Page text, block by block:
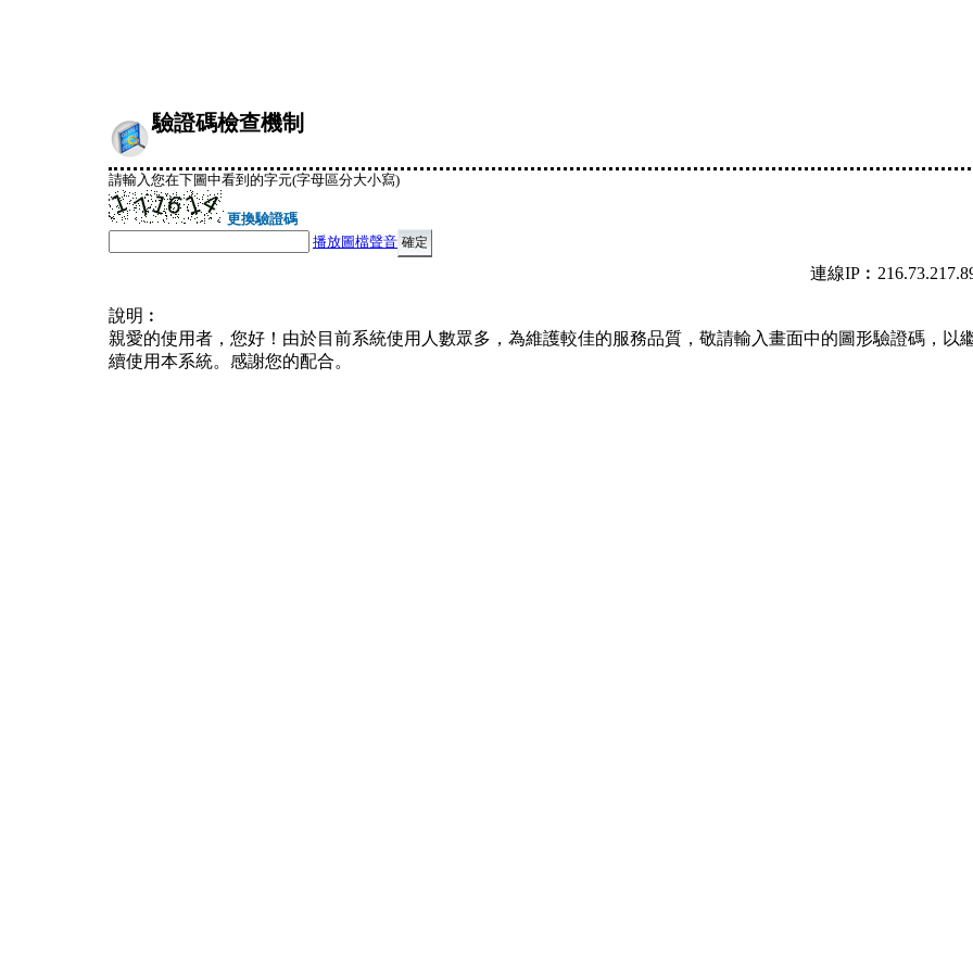
驗證碼檢查機制
請輸入您在下圖中看到的字元(字母區分大小寫)
更換驗證碼
播放圖檔聲音
連線
說明︰
親愛的使用者，您好！由於目前系統使用人數眾多，為維護較佳的服務品質，敬請輸入畫面中的圖形驗證碼，以
續使用本系統。感謝您的配合。